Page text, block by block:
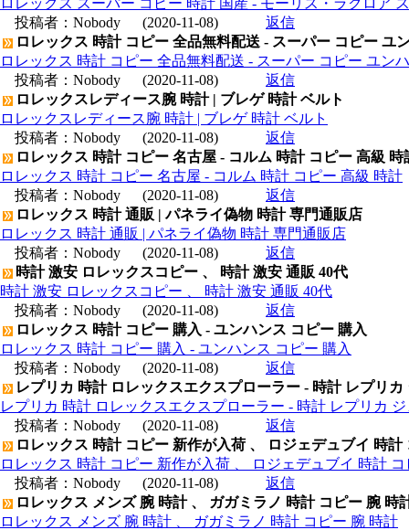
投稿者： Nobody (2020-11-08)
返信
ロレックス 時計 コピー 全品無料配送 - スーパー コピー ユ
ロレックス 時計 コピー 全品無料配送 - スーパー コピー ユン
投稿者： Nobody (2020-11-08)
返信
ロレックスレディース腕 時計 | ブレゲ 時計 ベルト
ロレックスレディース腕 時計 | ブレゲ 時計 ベルト
投稿者： Nobody (2020-11-08)
返信
ロレックス 時計 コピー 名古屋 - コルム 時計 コピー 高級 時
ロレックス 時計 コピー 名古屋 - コルム 時計 コピー 高級 時計
投稿者： Nobody (2020-11-08)
返信
ロレックス 時計 通販 | パネライ偽物 時計 専門通販店
ロレックス 時計 通販 | パネライ偽物 時計 専門通販店
投稿者： Nobody (2020-11-08)
返信
時計 激安 ロレックスコピー 、 時計 激安 通販 40代
時計 激安 ロレックスコピー 、 時計 激安 通販 40代
投稿者： Nobody (2020-11-08)
返信
ロレックス 時計 コピー 購入 - ユンハンス コピー 購入
ロレックス 時計 コピー 購入 - ユンハンス コピー 購入
投稿者： Nobody (2020-11-08)
返信
レプリカ 時計 ロレックスエクスプローラー - 時計 レプリカ
レプリカ 時計 ロレックスエクスプローラー - 時計 レプリカ
投稿者： Nobody (2020-11-08)
返信
ロレックス 時計 コピー 新作が入荷 、 ロジェデュブイ 時計
ロレックス 時計 コピー 新作が入荷 、 ロジェデュブイ 時計
投稿者： Nobody (2020-11-08)
返信
ロレックス メンズ 腕 時計 、 ガガミラノ 時計 コピー 腕 時
ロレックス メンズ 腕 時計 、 ガガミラノ 時計 コピー 腕 時計